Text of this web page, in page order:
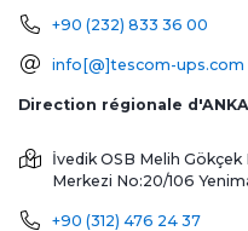
+90 (232) 833 36 00
info[@]tescom-ups.com
Direction régionale
İvedik OSB Melih Gökçek
Merkezi No:20/106
+90 (312) 476 24 37